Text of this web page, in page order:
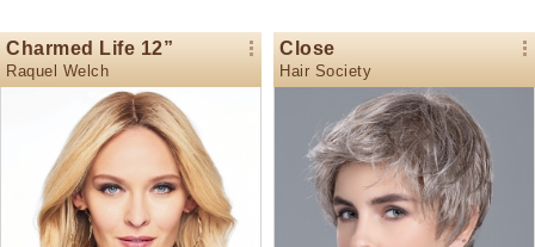
Charmed Life 12”
Raquel Welch
Close
Hair Society